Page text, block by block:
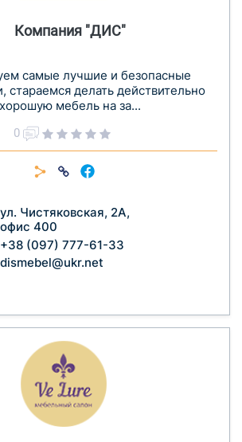
Компания "ДИС"
самые лучшие и безопасные
стараемся делать действительно
хорошую мебель на за...
0
ул. Чистяковская, 2А,
офис 400
+38 (097) 777-61-33
dismebel@ukr.net